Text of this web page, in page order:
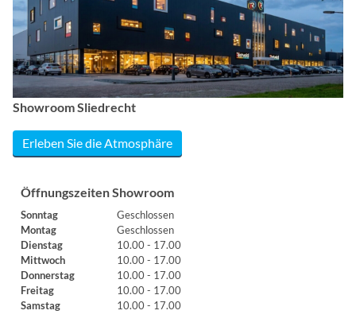
Showroom Sliedrecht
Erleben Sie die Atmosphäre
Öffnungszeiten Showroom
Sonntag
Geschlossen
Montag
Geschlossen
Dienstag
10.00 - 17.00
Mittwoch
10.00 - 17.00
Donnerstag
10.00 - 17.00
Freitag
10.00 - 17.00
Samstag
10.00 - 17.00